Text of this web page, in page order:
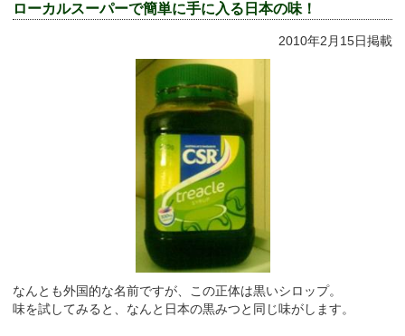
ローカルスーパーで簡単に手に入る日本の味！
2010年2月15日掲載
なんとも外国的な名前ですが、この正体は黒いシロップ。
味を試してみると、なんと日本の黒みつと同じ味がします。